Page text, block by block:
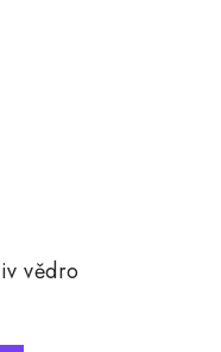
vědro